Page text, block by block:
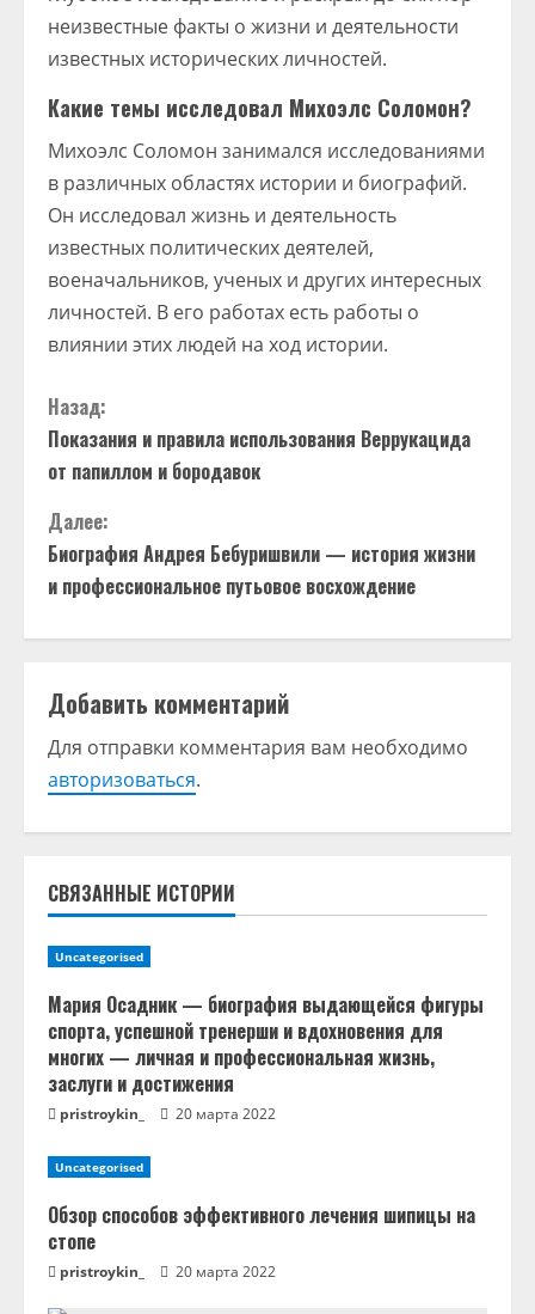
неизвестные факты о жизни и деятельности
известных исторических личностей.
Какие темы исследовал Михоэлс Соломон?
Михоэлс Соломон занимался исследованиями
в различных областях истории и биографий.
Он исследовал жизнь и деятельность
известных политических деятелей,
военачальников, ученых и других интересных
личностей. В его работах есть работы о
влиянии этих людей на ход истории.
П
р
о
д
ж
и
ч
т
е
н
и
е
Назад:
Показания и правила использования Веррукацида
от папиллом и бородавок
Далее:
Биография Андрея Бебуришвили — история жизни
и профессиональное путьовое восхождение
Добавить комментарий
Для отправки комментария вам необходимо
авторизоваться.
СВЯЗАННЫЕ ИСТОРИИ
Uncategorised
Мария Осадник — биография выдающейся фигуры
спорта, успешной тренерши и вдохновения для
многих — личная и профессиональная жизнь,
заслуги и достижения
pristroykin_ 20 марта 2022
Uncategorised
Обзор способов эффективного лечения шипицы на
стопе
pristroykin_ 20 марта 2022